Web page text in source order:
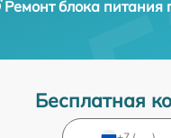
Ремонт блока питания
Бесплатная